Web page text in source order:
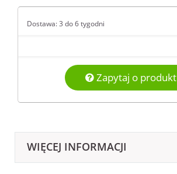
Dostawa: 3 do 6 tygodni
Zapytaj o produkt
WIĘCEJ INFORMACJI